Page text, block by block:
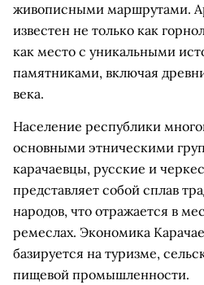
живописными маршрутами.
известен не только как
как место с уникальными
памятниками, включая
века.
Население республики
основными этническими
карачаевцы, русские и
представляет собой сплав
народов, что отражается в
ремеслах. Экономика
базируется на туризме,
пищевой промышленности.